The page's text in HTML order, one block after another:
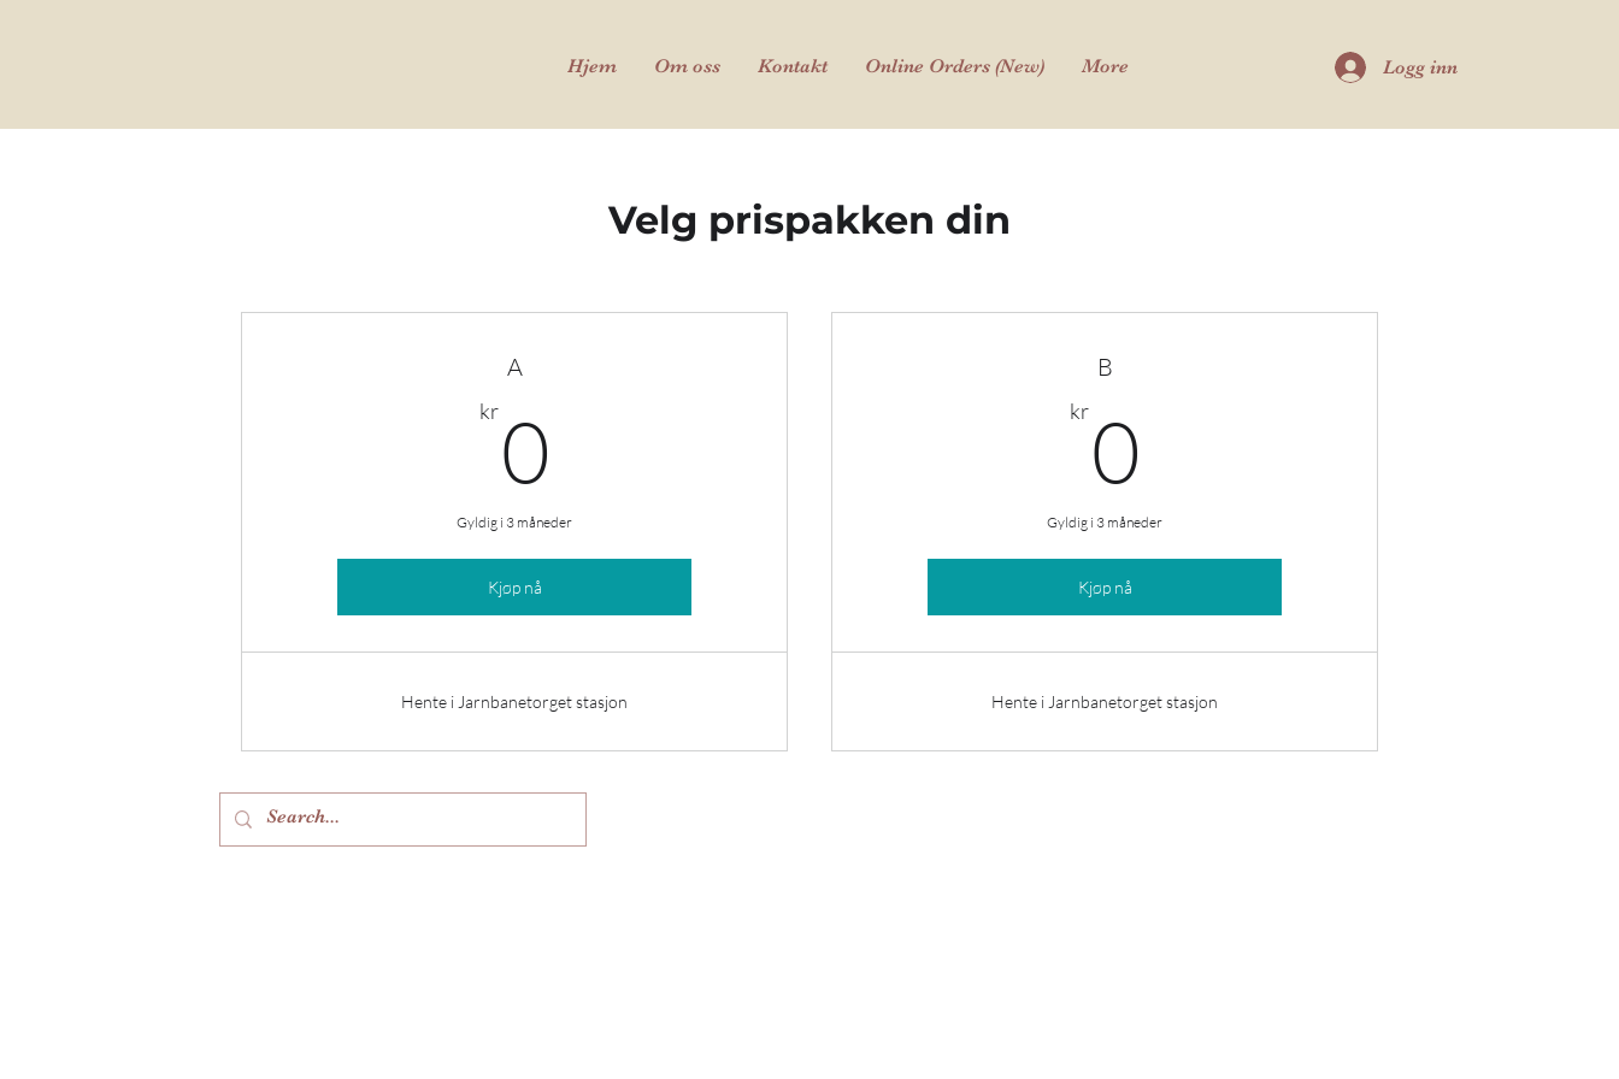
Hjem Om oss Kontakt Online Orders (New) More Logg inn
Velg prispakken din
A
kr 0
Gyldig i 3 måneder
Kjøp nå
Hente i Jarnbanetorget stasjon
B
kr 0
Gyldig i 3 måneder
Kjøp nå
Hente i Jarnbanetorget stasjon